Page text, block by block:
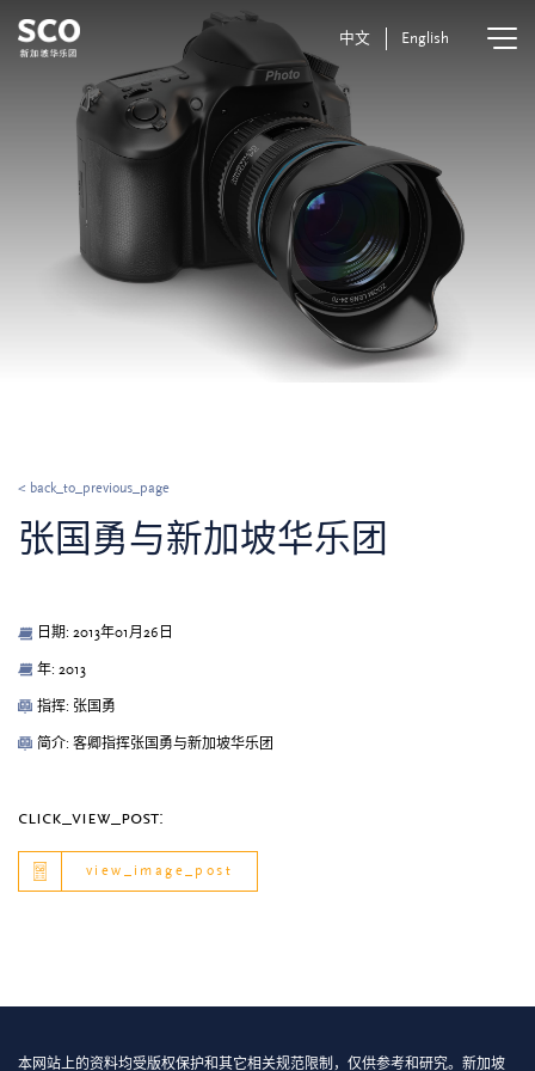
中文 English
< back_to_previous_page
张国勇与新加坡华乐团
日期: 2013年01月26日
年: 2013
指挥: 张国勇
简介: 客卿指挥张国勇与新加坡华乐团
click_view_post:
view_image_post
本网站上的资料均受版权保护和其它相关规范限制，仅供参考和研究。新加坡